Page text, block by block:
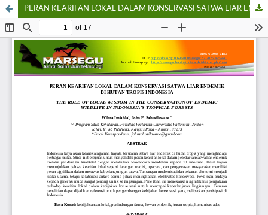
PERAN KEARIFAN LOKAL DALAM KONSERVASI SATWA LIAR ENDEMIK DI HUTAN TROPIS INDONESIA